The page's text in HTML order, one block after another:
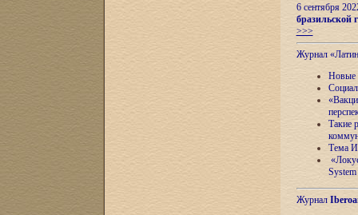
6 сентября
бразильской
>>>
Журнал
Новые
Такие
Тема
Журнал